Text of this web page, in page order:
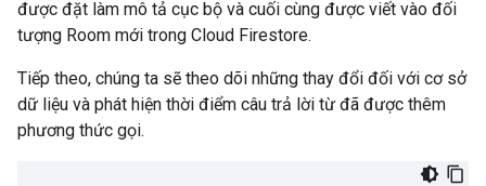
được đặt làm mô tả cục bộ và cuối cùng được viết vào đối
tượng Room mới trong Cloud Firestore.
Tiếp theo, chúng ta sẽ theo dõi những thay đổi đối với cơ sở
dữ liệu và phát hiện thời điểm câu trả lời từ đã được thêm
phương thức gọi.